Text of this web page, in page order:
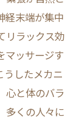
経末端が集中
リラックス効
マッサージす
うしたメカニ
心と体のバラ
多くの人々に